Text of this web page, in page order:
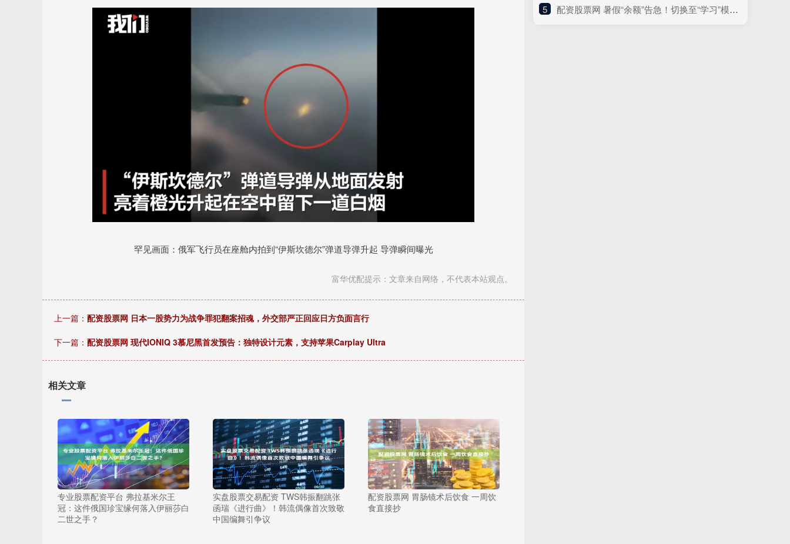
罕见画面：俄军飞行员在座舱内拍到“伊斯坎德尔”弹道导弹升起 导弹瞬间曝光
富华优配提示：文章来自网络，不代表本站观点。
上一篇： 配资股票网 日本一股势力为战争罪犯翻案招魂，外交部严正回应日方负面言行
下一篇： 配资股票网 现代IONIQ 3慕尼黑首发预告：独特设计元素，支持苹果Carplay Ultra
相关文章
专业股票配资平台 弗拉基米尔王
冠：这件俄国珍宝缘何落入伊丽莎白
二世之手？
实盘股票交易配资 TWS韩振翻跳张
函瑞《进行曲》！韩流偶像首次致敬
中国编舞引争议
配资股票网 胃肠镜术后饮食 一周饮
食直接抄
5 ​配资股票网 暑假“余额”告急！切换至“学习”模式 收好这份“收心”攻略